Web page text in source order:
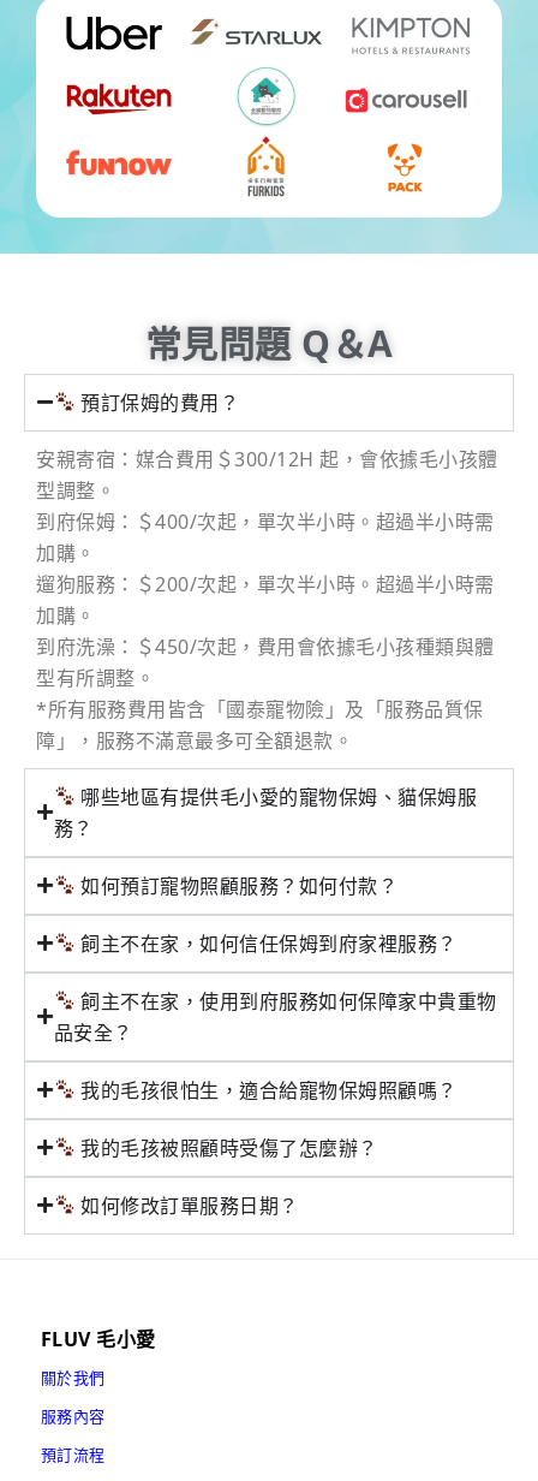
常見問題 Q＆A
預訂保姆的費用？
安親寄宿：媒合費用＄300/12H 起，會依據毛小孩體
型調整。
到府保姆：＄400/次起，單次半小時。超過半小時需
加購。
遛狗服務：＄200/次起，單次半小時。超過半小時需
加購。
到府洗澡：＄450/次起，費用會依據毛小孩種類與體
型有所調整。
*所有服務費用皆含「國泰寵物險」及「服務品質保
障」，服務不滿意最多可全額退款。
哪些地區有提供毛小愛的寵物保姆、貓保姆服
務？
如何預訂寵物照顧服務？如何付款？
飼主不在家，如何信任保姆到府家裡服務？
飼主不在家，使用到府服務如何保障家中貴重物
品安全？
我的毛孩很怕生，適合給寵物保姆照顧嗎？
我的毛孩被照顧時受傷了怎麼辦？
如何修改訂單服務日期？
FLUV 毛小愛
關於我們
服務內容
預訂流程